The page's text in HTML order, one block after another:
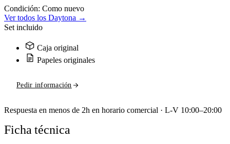
Condición: Como nuevo
Ver todos los Daytona →
Set incluido
Caja original
Papeles originales
Pedir información
Respuesta en menos de 2h en horario comercial · L-V 10:00–20:00
Ficha técnica